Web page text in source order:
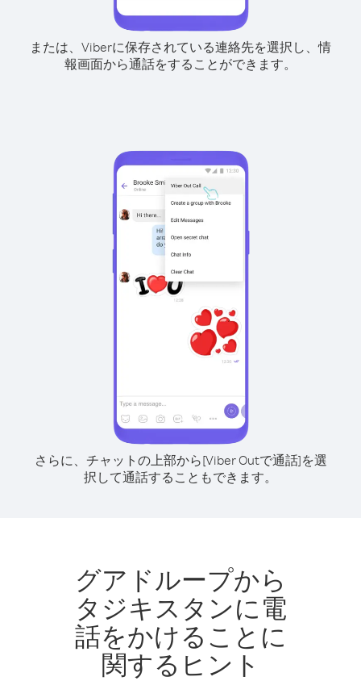
または、Viberに保存されている連絡先を選択し、情
報画面から通話をすることができます。
さらに、チャットの上部から[Viber Outで通話]を選
択して通話することもできます。
グアドループから
タジキスタンに電
話をかけることに
関するヒント